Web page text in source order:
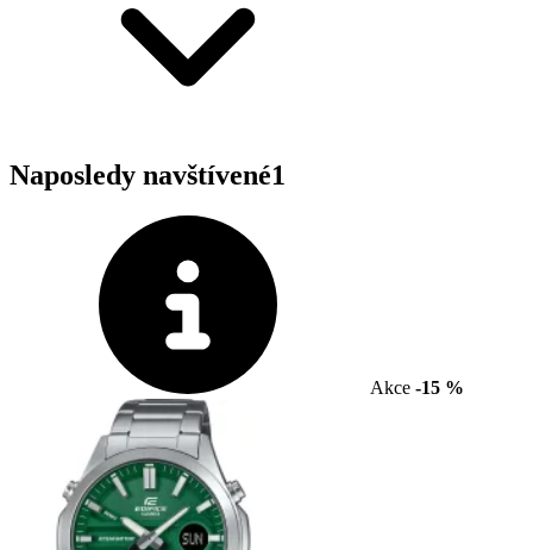
Naposledy navštívené1
Akce -15 %